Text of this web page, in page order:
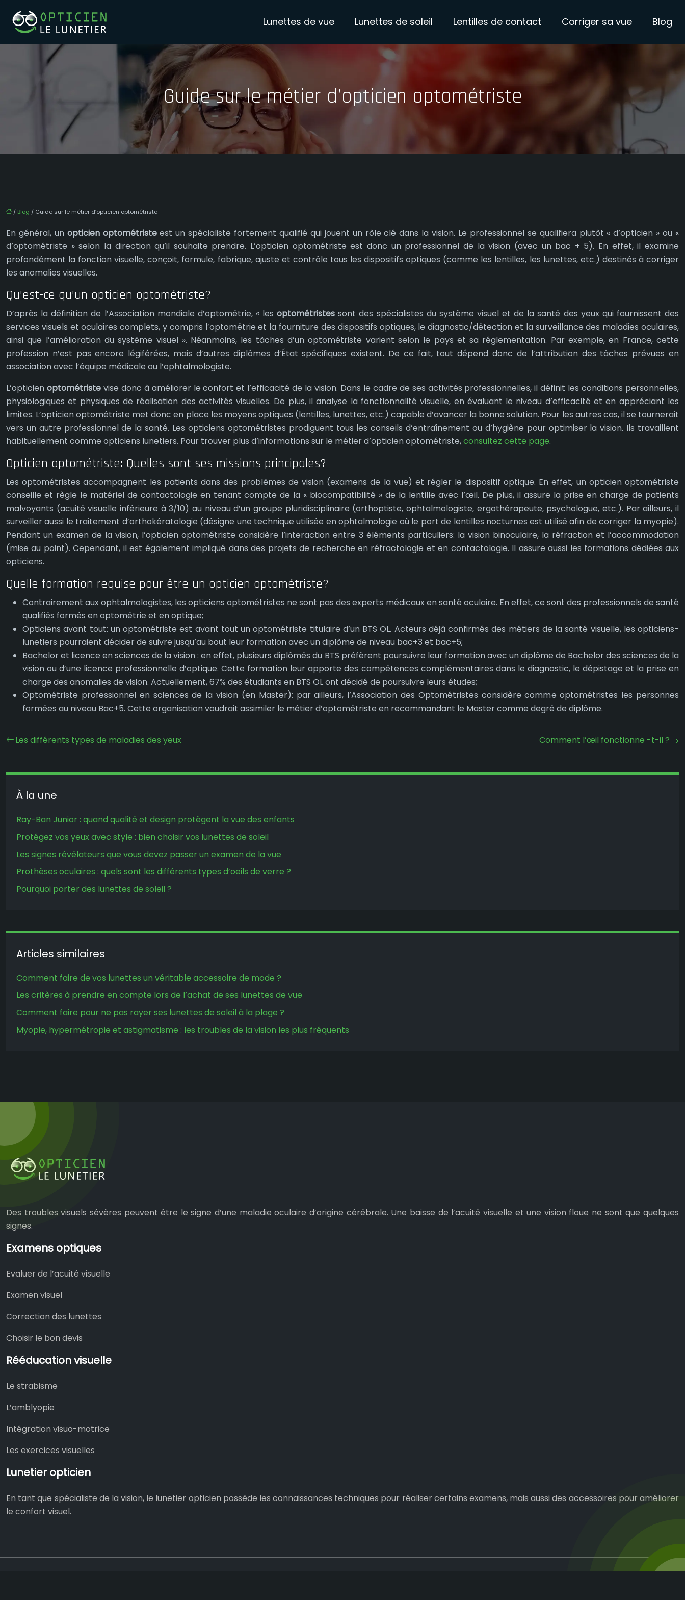
Lunettes de vue Lunettes de soleil Lentilles de contact Corriger sa vue Blog
Guide sur le métier d’opticien optométriste
/ Blog / Guide sur le métier d’opticien optométriste
En général, un opticien optométristeest un spécialiste fortement qualifié qui jouent un rôle clé dans la vision. Le professionnel se qualifiera plutôt « d’opticien » ou «
d’optométriste » selon la direction qu’il souhaite prendre. L’opticien optométriste est donc un professionnel de la vision (avec un bac + 5). En effet, il examine
profondément la fonction visuelle, conçoit, formule, fabrique, ajuste et contrôle tous les dispositifs optiques (comme les lentilles, les lunettes, etc.) destinés à corriger
les anomalies visuelles.
Qu’est-ce qu’un opticien optométriste?
D’après la définition de l’Association mondiale d’optométrie, « lesoptométristes sont des spécialistes du système visuel et de la santé des yeux qui fournissent des
services visuels et oculaires complets, y compris l’optométrie et la fourniture des dispositifs optiques, le diagnostic/détection et la surveillance des maladies oculaires,
ainsi que l’amélioration du système visuel ». Néanmoins, les tâches d’un optométriste varient selon le pays et sa réglementation. Par exemple, en France, cette
profession n’est pas encore légiférées, mais d’autres diplômes d’État spécifiques existent. De ce fait, tout dépend donc de l’attribution des tâches prévues en
association avec l’équipe médicale ou l’ophtalmologiste.
L’opticien optométristevise donc à améliorer le confort et l’efficacité de la vision. Dans le cadre de ses activités professionnelles, il définit les conditions personnelles,
physiologiques et physiques de réalisation des activités visuelles. De plus, il analyse la fonctionnalité visuelle, en évaluant le niveau d’efficacité et en appréciant les
limites. L’opticien optométriste met donc en place les moyens optiques (lentilles, lunettes, etc.) capable d’avancer la bonne solution. Pour les autres cas, il se tournerait
vers un autre professionnel de la santé. Les opticiens optométristes prodiguent tous les conseils d’entraînement ou d’hygiène pour optimiser la vision. Ils travaillent
habituellement comme opticiens lunetiers. Pour trouver plus d’informations sur le métier d’opticien optométriste,consultez cette page.
Opticien optométriste: Quelles sont ses missions principales?
Les optométristes accompagnent les patients dans des problèmes de vision (examens de la vue) et régler le dispositif optique. En effet, un opticien optométriste
conseille et règle le matériel de contactologie en tenant compte de la « biocompatibilité » de la lentille avec l’œil. De plus, il assure la prise en charge de patients
malvoyants (acuité visuelle inférieure à 3/10) au niveau d’un groupe pluridisciplinaire (orthoptiste, ophtalmologiste, ergothérapeute, psychologue, etc.). Par ailleurs, il
surveiller aussi le traitement d’orthokératologie (désigne une technique utilisée en ophtalmologie où le port de lentilles nocturnes est utilisé afin de corriger la myopie).
Pendant un examen de la vision, l’opticien optométriste considère l’interaction entre 3 éléments particuliers: la vision binoculaire, la réfraction et l’accommodation
(mise au point). Cependant, il est également impliqué dans des projets de recherche en réfractologie et en contactologie. Il assure aussi les formations dédiées aux
opticiens.
Quelle formation requise pour être un opticien optométriste?
Contrairement aux ophtalmologistes, les opticiens optométristes ne sont pas des experts médicaux en santé oculaire. En effet, ce sont des professionnels de santé
qualifiés formés en optométrie et en optique;
Opticiens avant tout: un optométriste est avant tout un optométriste titulaire d’un BTS OL. Acteurs déjà confirmés des métiers de la santé visuelle, les opticiens-
lunetiers pourraient décider de suivre jusqu’au bout leur formation avec un diplôme de niveau bac+3 et bac+5;
Bachelor et licence en sciences de la vision : en effet, plusieurs diplômés du BTS préfèrent poursuivre leur formation avec un diplôme de Bachelor des sciences de la
vision ou d’une licence professionnelle d’optique. Cette formation leur apporte des compétences complémentaires dans le diagnostic, le dépistage et la prise en
charge des anomalies de vision. Actuellement, 67% des étudiants en BTS OL ont décidé de poursuivre leurs études;
Optométriste professionnel en sciences de la vision (en Master): par ailleurs, l’Association des Optométristes considère comme optométristes les personnes
formées au niveau Bac+5. Cette organisation voudrait assimiler le métier d’optométriste en recommandant le Master comme degré de diplôme.
Les différents types de maladies des yeux Comment l’œil fonctionne -t-il ?
À la une
Ray-Ban Junior : quand qualité et design protègent la vue des enfants
Protégez vos yeux avec style : bien choisir vos lunettes de soleil
Les signes révélateurs que vous devez passer un examen de la vue
Prothèses oculaires : quels sont les différents types d’oeils de verre ?
Pourquoi porter des lunettes de soleil ?
Articles similaires
Comment faire de vos lunettes un véritable accessoire de mode ?
Les critères à prendre en compte lors de l’achat de ses lunettes de vue
Comment faire pour ne pas rayer ses lunettes de soleil à la plage ?
Myopie, hypermétropie et astigmatisme : les troubles de la vision les plus fréquents
Des troubles visuels sévères peuvent être le signe d’une maladie oculaire d’origine cérébrale. Une baisse de l’acuité visuelle et une vision floue ne sont que quelques
signes.
Examens optiques
Evaluer de l’acuité visuelle
Examen visuel
Correction des lunettes
Choisir le bon devis
Rééducation visuelle
Le strabisme
L’amblyopie
Intégration visuo-motrice
Les exercices visuelles
Lunetier opticien
En tant que spécialiste de la vision, le lunetier opticien possède les connaissances techniques pour réaliser certains examens, mais aussi des accessoires pour améliorer
le confort visuel.